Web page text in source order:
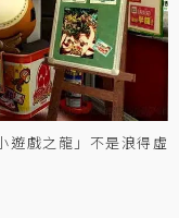
遊戲之龍」不是浪得虛